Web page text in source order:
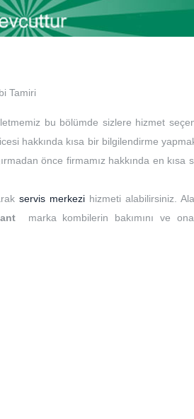
Tamiri
bu bölümde sizlere hizmet
hakkında kısa bir bilgilendirme
önce firmamız hakkında en kısa
servis merkezihizmeti alabilirsiniz.
marka kombilerin bakımını ve